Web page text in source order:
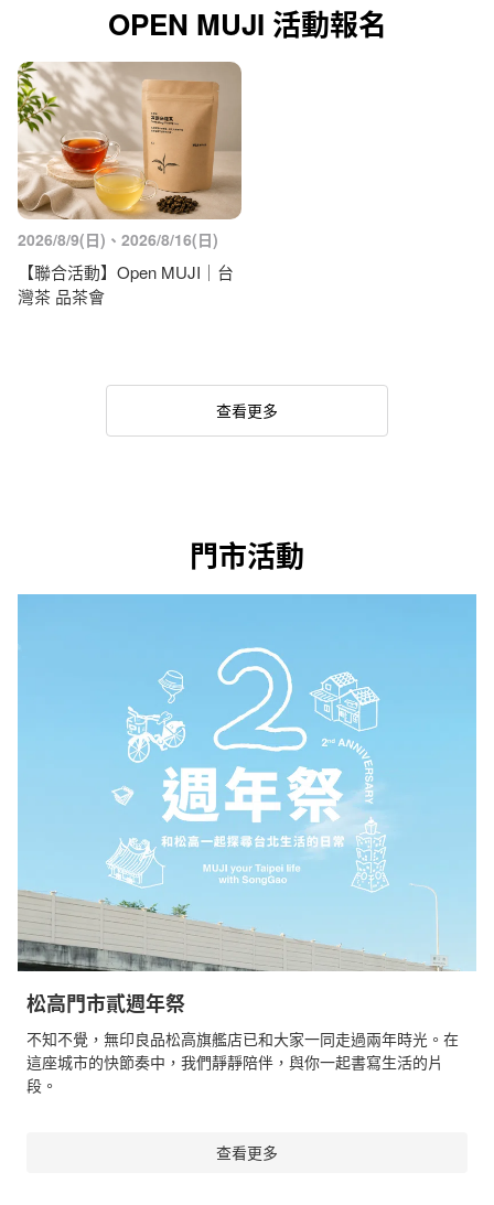
OPEN MUJI 活動報名
2026/8/9(日)、2026/8/16(日)
【聯合活動】Open MUJI｜台
灣茶 品茶會
查看更多
門市活動
松高門市貳週年祭
不知不覺，無印良品松高旗艦店已和大家一同走過兩年時光。在
這座城市的快節奏中，我們靜靜陪伴，與你一起書寫生活的片
段。
查看更多